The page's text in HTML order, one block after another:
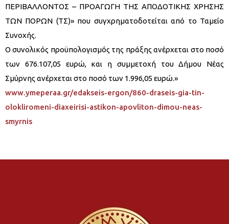
ΠΕΡΙΒΑΛΛΟΝΤΟΣ – ΠΡΟΑΓΩΓΗ ΤΗΣ ΑΠΟΔΟΤΙΚΗΣ ΧΡΗΣΗΣ
ΤΩΝ ΠΟΡΩΝ (ΤΣ)» που συγχρηματοδοτείται από το Ταμείο
Συνοχής.
Ο συνολικός προϋπολογισμός της πράξης ανέρχεται στο ποσό
των 676.107,05 ευρώ, και η συμμετοχή του Δήμου Νέας
Σμύρνης ανέρχεται στο ποσό των 1.996,05 ευρώ.»
www.ymeperaa.gr/edakseis-ergon/860-draseis-gia-tin-
olokliromeni-diaxeirisi-astikon-apovliton-dimou-neas-
smyrnis